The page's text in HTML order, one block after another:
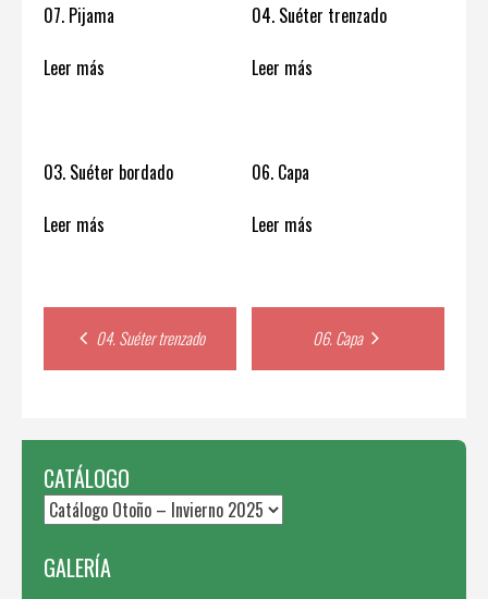
07. Pijama
Leer más
04. Suéter trenzado
Leer más
03. Suéter bordado
Leer más
06. Capa
Leer más
Post
navigation
04. Suéter trenzado 06. Capa
CATÁLOGO
GALERÍA